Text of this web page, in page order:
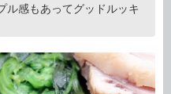
ル感もあってグッドルッキ